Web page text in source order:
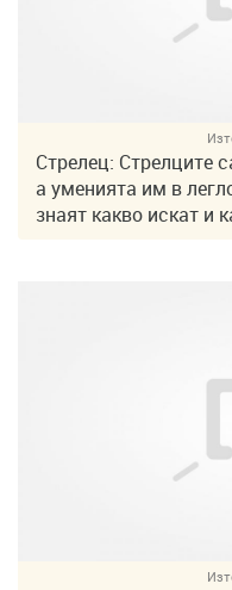
Стрелец: Стрелците
а уменията им в
знаят какво искат и